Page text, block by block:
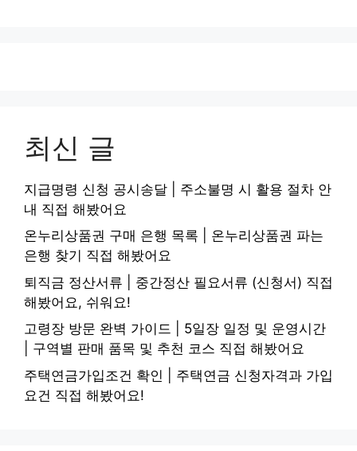
최신 글
지급명령 신청 공시송달 | 주소불명 시 활용 절차 안
내 직접 해봤어요
온누리상품권 구매 은행 목록 | 온누리상품권 파는
은행 찾기 직접 해봤어요
퇴직금 정산서류 | 중간정산 필요서류 (신청서) 직접
해봤어요, 쉬워요!
고령장 방문 완벽 가이드 | 5일장 일정 및 운영시간
| 구역별 판매 품목 및 추천 코스 직접 해봤어요
주택연금가입조건 확인 | 주택연금 신청자격과 가입
요건 직접 해봤어요!